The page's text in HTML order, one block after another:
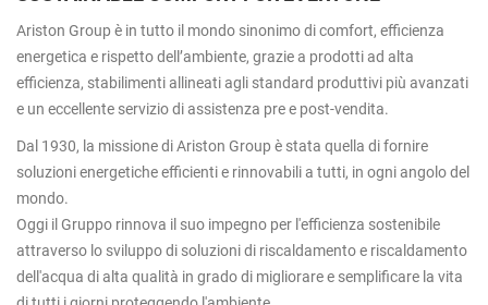
Ariston Group è in tutto il mondo sinonimo di comfort, efficienza
energetica e rispetto dell’ambiente, grazie a prodotti ad alta
efficienza, stabilimenti allineati agli standard produttivi più avanzati
e un eccellente servizio di assistenza pre e post-vendita.
Dal 1930, la missione di Ariston Group è stata quella di fornire
soluzioni energetiche efficienti e rinnovabili a tutti, in ogni angolo del
mondo.
Oggi il Gruppo rinnova il suo impegno per l'efficienza sostenibile
attraverso lo sviluppo di soluzioni di riscaldamento e riscaldamento
dell'acqua di alta qualità in grado di migliorare e semplificare la vita